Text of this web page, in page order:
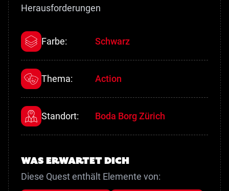
Herausforderungen
Farbe: Schwarz
Thema: Action
Standort: Boda Borg Zürich
Was erwartet dich
Diese Quest enthält Elemente von: